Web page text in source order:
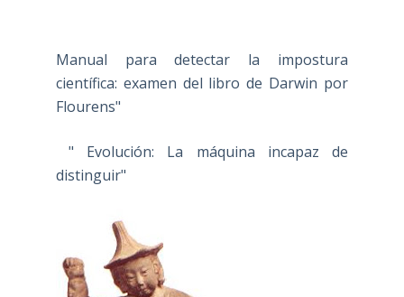
Manual para detectar la impostura
científica: examen del libro de Darwin por
Flourens"
" Evolución: La máquina incapaz de
distinguir"